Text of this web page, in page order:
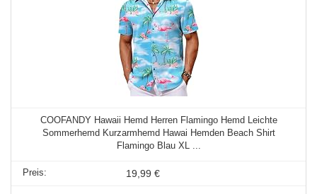
COOFANDY Hawaii Hemd Herren Flamingo Hemd Leichte
Sommerhemd Kurzarmhemd Hawai Hemden Beach Shirt
Flamingo Blau XL ...
19,99 €